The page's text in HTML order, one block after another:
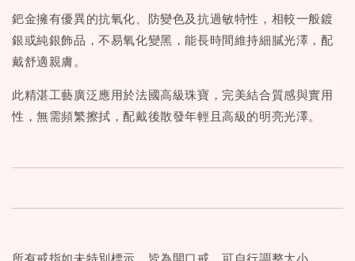
鈀金擁有優異的抗氧化、防變色及抗過敏特性，相較一般鍍
銀或純銀飾品，不易氧化變黑，能長時間維持細膩光澤，配
戴舒適親膚。
此精湛工藝廣泛應用於法國高級珠寶，完美結合質感與實用
性，無需頻繁擦拭，配戴後散發年輕且高級的明亮光澤。